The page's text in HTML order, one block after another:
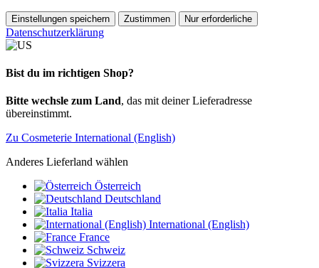
Einstellungen speichern Zustimmen Nur erforderliche
Datenschutzerklärung
Bist du im richtigen Shop?
Bitte wechsle zum Land, das mit deiner Lieferadresse
übereinstimmt.
Zu Cosmeterie International (English)
Anderes Lieferland wählen
Österreich
Deutschland
Italia
International (English)
France
Schweiz
Svizzera